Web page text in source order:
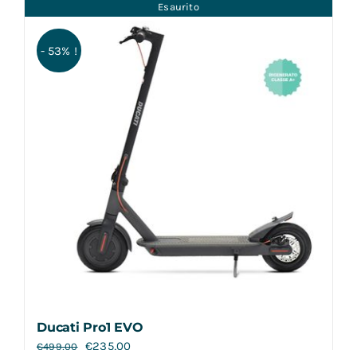
Esaurito
- 53% !
Ducati Pro1 EVO
€499,00 €235,00